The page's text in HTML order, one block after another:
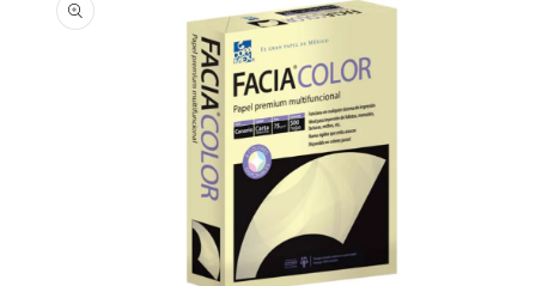
información
del producto